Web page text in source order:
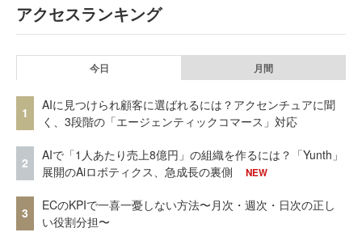
アクセスランキング
今日 月間
1
AIに見つけられ顧客に選ばれるには？アクセンチュアに聞
く、3段階の「エージェンティックコマース」対応
2
AIで「1人あたり売上8億円」の組織を作るには？「Yunth」
展開のAiロボティクス、急成長の裏側
NEW
3
ECのKPIで一喜一憂しない方法〜月次・週次・日次の正し
い役割分担〜